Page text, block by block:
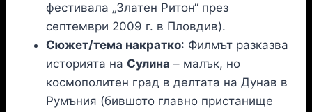
фестивала „Златен Ритон“ през
септември 2009 г. в Пловдив).
Сюжет/тема накратко: Филмът разказва
историята на Сулина – малък, но
космополитен град в делтата на Дунав в
Румъния (бившото главно пристанище